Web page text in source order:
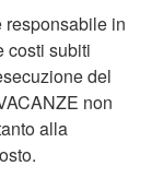
responsabile in
costi subiti
del
non
alla